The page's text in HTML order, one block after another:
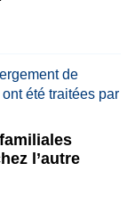
l’autre